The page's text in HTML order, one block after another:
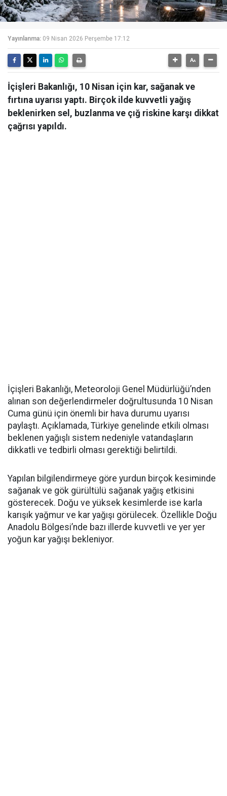
Yayınlanma: 09 Nisan 2026 Perşembe 17:12
İçişleri Bakanlığı, 10 Nisan için kar, sağanak ve
fırtına uyarısı yaptı. Birçok ilde kuvvetli yağış
beklenirken sel, buzlanma ve çığ riskine karşı dikkat
çağrısı yapıldı.
İçişleri Bakanlığı, Meteoroloji Genel Müdürlüğü’nden
alınan son değerlendirmeler doğrultusunda 10 Nisan
Cuma günü için önemli bir hava durumu uyarısı
paylaştı. Açıklamada, Türkiye genelinde etkili olması
beklenen yağışlı sistem nedeniyle vatandaşların
dikkatli ve tedbirli olması gerektiği belirtildi.
Yapılan bilgilendirmeye göre yurdun birçok kesiminde
sağanak ve gök gürültülü sağanak yağış etkisini
gösterecek. Doğu ve yüksek kesimlerde ise karla
karışık yağmur ve kar yağışı görülecek. Özellikle Doğu
Anadolu Bölgesi’nde bazı illerde kuvvetli ve yer yer
yoğun kar yağışı bekleniyor.